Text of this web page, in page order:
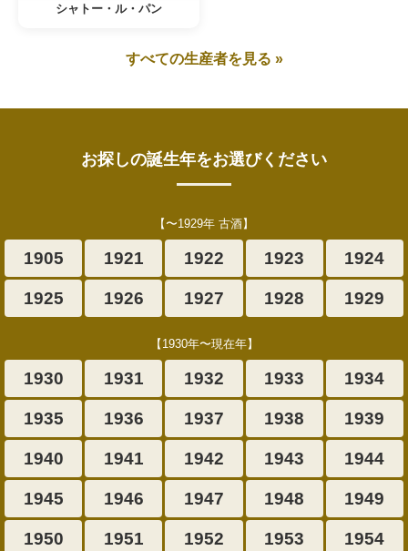
シャトー・ル・パン
すべての生産者を見る »
お探しの誕生年をお選びください
【〜1929年 古酒】
1905 1921 1922 1923 1924
1925 1926 1927 1928 1929
【1930年〜現在年】
1930 1931 1932 1933 1934
1935 1936 1937 1938 1939
1940 1941 1942 1943 1944
1945 1946 1947 1948 1949
1950 1951 1952 1953 1954